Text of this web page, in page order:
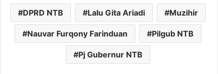
DPRD NTB Lalu Gita Ariadi Muzihir
Nauvar Furqony Farinduan Pilgub NTB
Pj Gubernur NTB